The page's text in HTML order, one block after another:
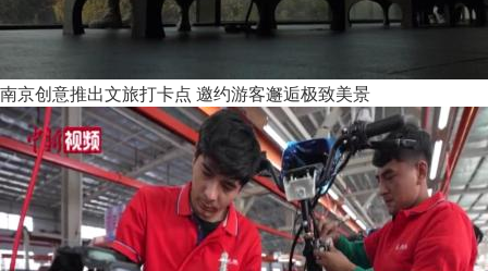
南京创意推出文旅打卡点 邀约游客邂逅极致美景